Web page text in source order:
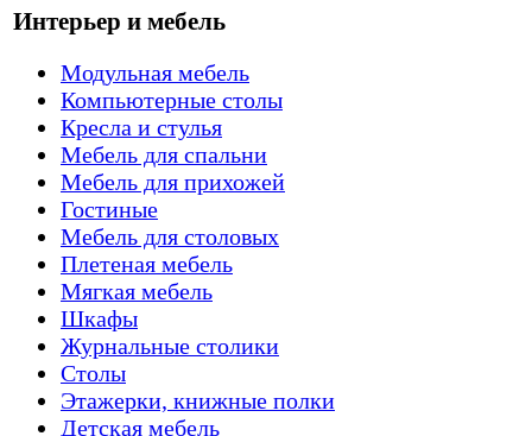
Интерьер и мебель
Модульная мебель
Компьютерные столы
Кресла и стулья
Мебель для спальни
Мебель для прихожей
Гостиные
Мебель для столовых
Плетеная мебель
Мягкая мебель
Шкафы
Журнальные столики
Столы
Этажерки, книжные полки
Детская мебель